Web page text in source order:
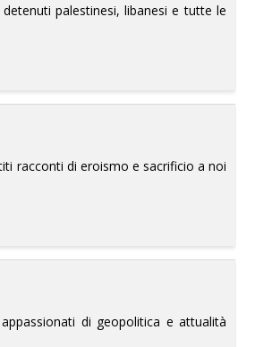
palestinesi, libanesi e tutte le
racconti di eroismo e sacrificio a noi
di geopolitica e attualità